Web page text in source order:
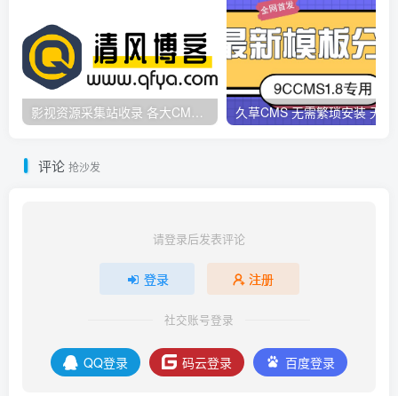
影视资源采集站收录 各大CMS采集资源站网址合集
评论 抢沙发
请登录后发表评论
登录 注册
社交账号登录
QQ登录 码云登录 百度登录